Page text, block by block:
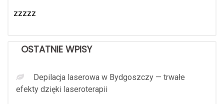
zzzzz
OSTATNIE WPISY
Depilacja laserowa w Bydgoszczy — trwałe
efekty dzięki laseroterapii